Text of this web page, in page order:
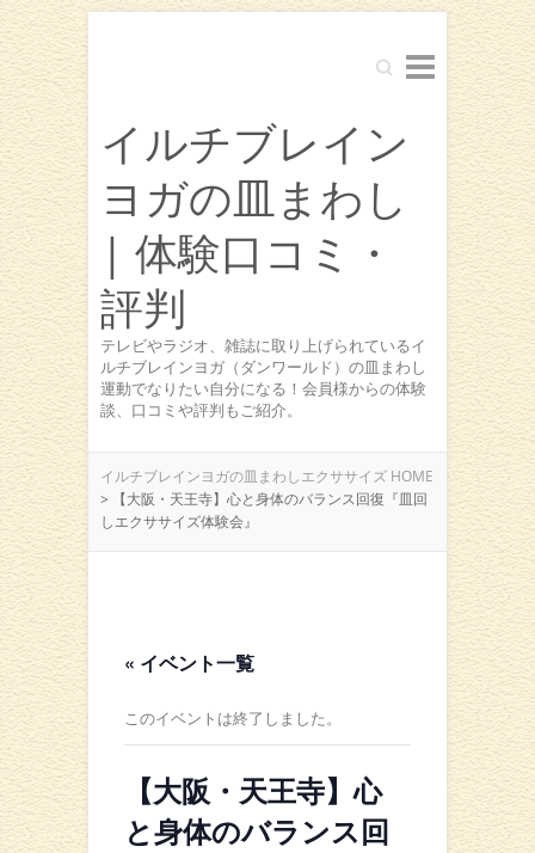
Search
イルチブレイン
ヨガの皿まわし
| 体験口コミ・
評判
テレビやラジオ、雑誌に取り上げられているイ
ルチブレインヨガ（ダンワールド）の皿まわし
運動でなりたい自分になる！会員様からの体験
談、口コミや評判もご紹介。
イルチブレインヨガの皿まわしエクササイズ HOME
>
【大阪・天王寺】心と身体のバランス回復『皿回
しエクササイズ体験会』
« イベント一覧
このイベントは終了しました。
【大阪・天王寺】心
と身体のバランス回